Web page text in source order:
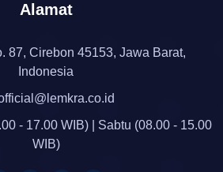
Alamat
87, Cirebon 45153, Jawa Barat,
Indonesia
- 17.00 WIB) | Sabtu (08.00 - 15.00
WIB)